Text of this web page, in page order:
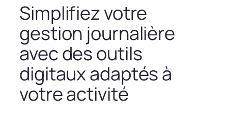
Simplifiez votre
gestion journalière
avec des outils
digitaux adaptés à
votre activité